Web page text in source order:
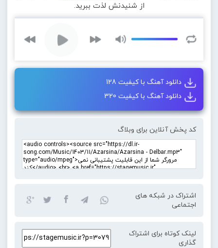
از شنیدنش لذت ببرید.
دانلود آهنگ با کیفیت 128
دانلود آهنگ با کیفیت 320
کد پخش آنلاین برای وبلاگ
اشتراک در شبکه های
اجتماعی
لینک کوتاه برای اشتراک
گذاری